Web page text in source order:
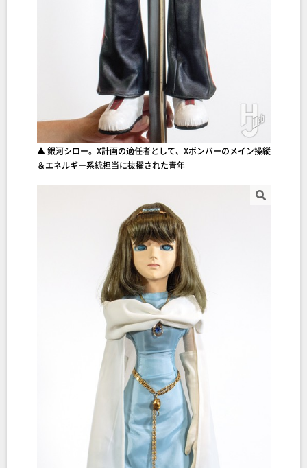
▲ 銀河シロー。X計画の適任者として、Xボンバーのメイン操縦
＆エネルギー系統担当に抜擢された青年